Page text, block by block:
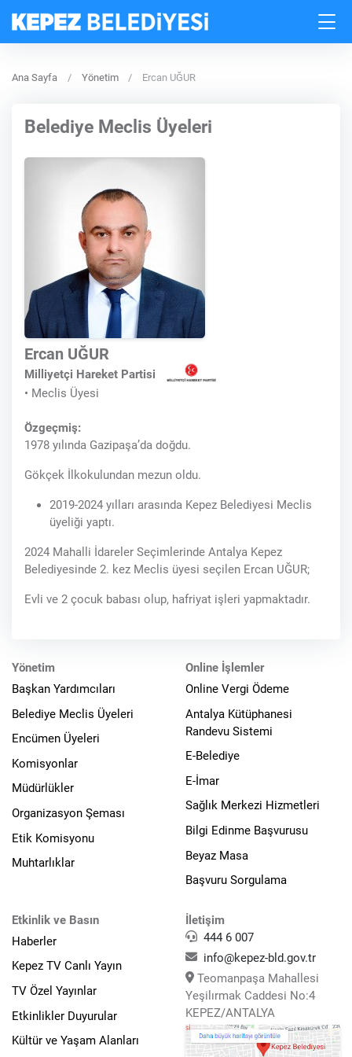
Ana Sayfa Yönetim Ercan UĞUR
Belediye Meclis Üyeleri
Ercan UĞUR
Milliyetçi Hareket Partisi
• Meclis Üyesi
Özgeçmiş:
1978 yılında Gazipaşa’da doğdu.
Gökçek İlkokulundan mezun oldu.
2019-2024 yılları arasında Kepez Belediyesi Meclis
üyeliği yaptı.
2024 Mahalli İdareler Seçimlerinde Antalya Kepez
Belediyesinde 2. kez Meclis üyesi seçilen Ercan UĞUR;
Evli ve 2 çocuk babası olup, hafriyat işleri yapmaktadır.
Yönetim
Başkan Yardımcıları
Belediye Meclis Üyeleri
Encümen Üyeleri
Komisyonlar
Müdürlükler
Organizasyon Şeması
Etik Komisyonu
Muhtarlıklar
Online İşlemler
Online Vergi Ödeme
Antalya Kütüphanesi
Randevu Sistemi
E-Belediye
E-İmar
Sağlık Merkezi Hizmetleri
Bilgi Edinme Başvurusu
Beyaz Masa
Başvuru Sorgulama
Etkinlik ve Basın
Haberler
Kepez TV Canlı Yayın
TV Özel Yayınlar
Etkinlikler Duyurular
Kültür ve Yaşam Alanları
İletişim
444 6 007
info@kepez-bld.gov.tr
Teomanpaşa Mahallesi
Yeşilırmak Caddesi No:4
KEPEZ/ANTALYA